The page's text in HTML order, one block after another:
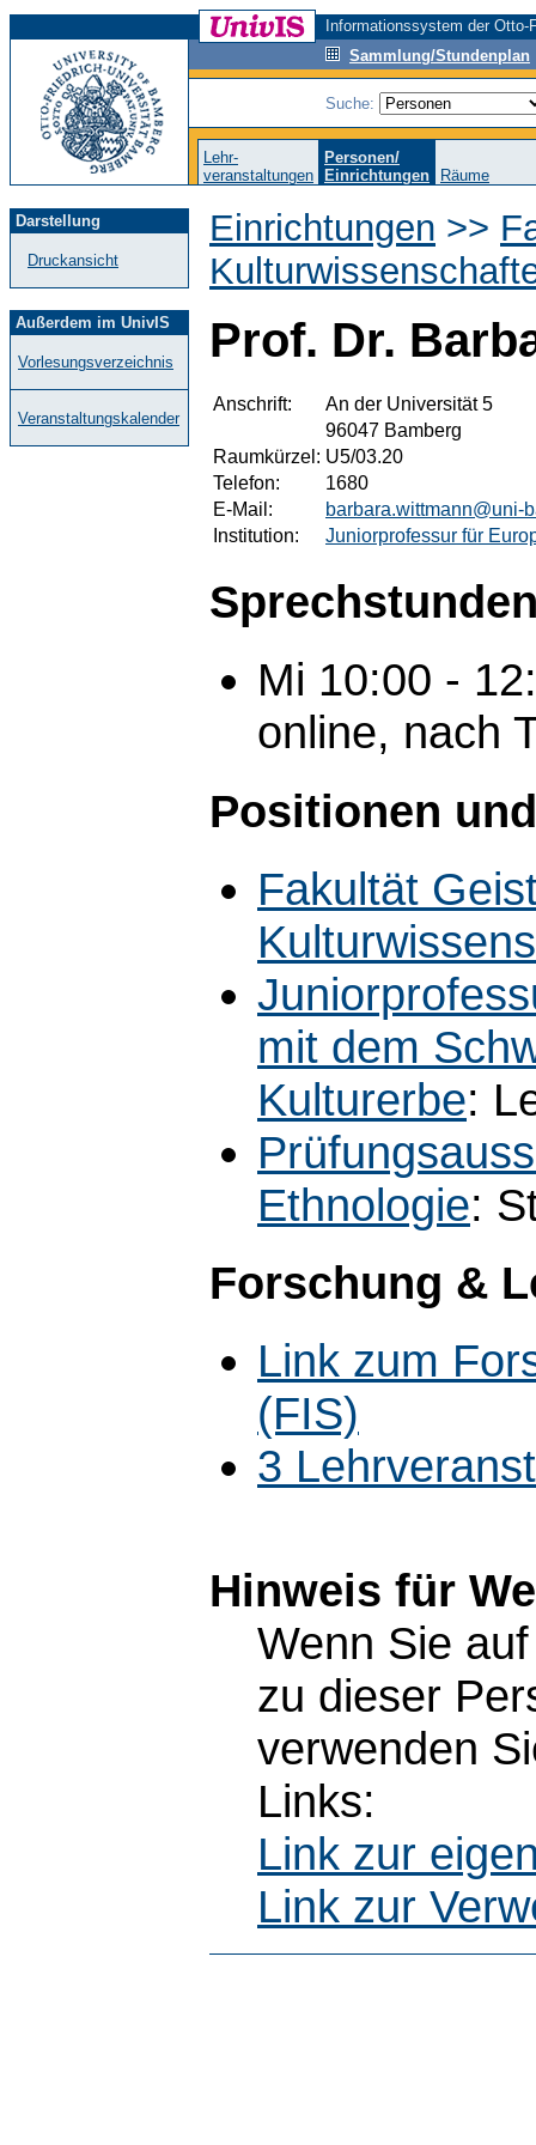
Informationssystem der
Sammlung/Stundenplan
Suche:
Lehr-
veranstaltungen
Personen/
Einrichtungen
Räume
Darstellung
Druckansicht
Außerdem im UnivIS
Vorlesungsverzeichnis
Veranstaltungskalender
Einrichtungen >>
Prof. Dr.
Anschrift:
An der Universität 5
96047 Bamberg
Raumkürzel: U5/03.20
Telefon:
1680
E-Mail:
barbara.wittmann@uni-
Institution:
Juniorprofessur für
Mi 10:00 -
online, nach
Positionen
Fakultät
mit dem
Kulturerbe:
Ethnologie:
Forschung &
Link zum
(FIS)
3
Hinweis für
Wenn Sie
zu dieser
verwenden
Links:
Link zur
Link zur